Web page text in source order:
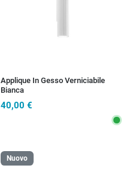
Applique In Gesso Verniciabile
Bianca
40,00 €
Nuovo